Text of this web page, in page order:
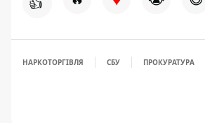
НАРКОТОРГІВЛЯ СБУ ПРОКУРАТУРА